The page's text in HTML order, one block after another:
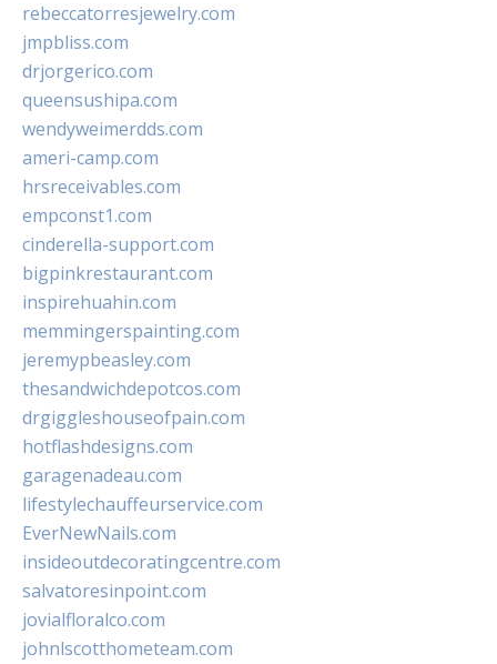
rebeccatorresjewelry.com
jmpbliss.com
drjorgerico.com
queensushipa.com
wendyweimerdds.com
ameri-camp.com
hrsreceivables.com
empconst1.com
cinderella-support.com
bigpinkrestaurant.com
inspirehuahin.com
memmingerspainting.com
jeremypbeasley.com
thesandwichdepotcos.com
drgiggleshouseofpain.com
hotflashdesigns.com
garagenadeau.com
lifestylechauffeurservice.com
EverNewNails.com
insideoutdecoratingcentre.com
salvatoresinpoint.com
jovialfloralco.com
johnlscotthometeam.com